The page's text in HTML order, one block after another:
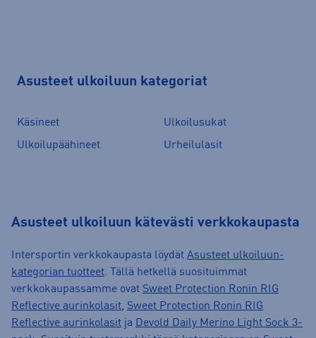
Asusteet ulkoiluun kategoriat
Käsineet
Ulkoilupäähineet
Ulkoilusukat
Urheilulasit
Asusteet ulkoiluun kätevästi verkkokaupasta
Intersportin verkkokaupasta löydät Asusteet ulkoiluun-
kategorian tuotteet. Tällä hetkellä suosituimmat
verkkokaupassamme ovat Sweet Protection Ronin RIG
Reflective aurinkolasit, Sweet Protection Ronin RIG
Reflective aurinkolasit ja Devold Daily Merino Light Sock 3-